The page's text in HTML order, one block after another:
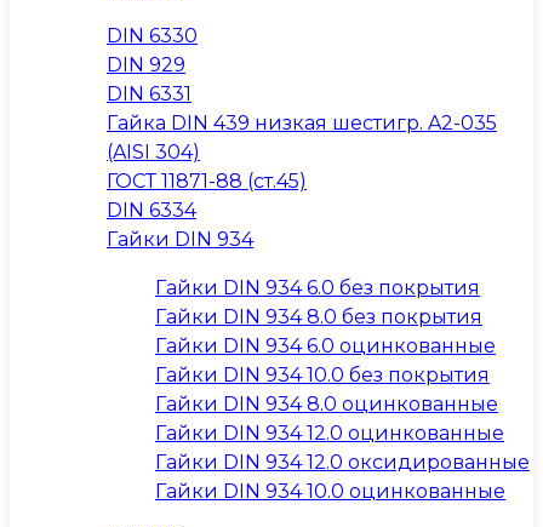
DIN 6330
DIN 929
DIN 6331
Гайка DIN 439 низкая шестигр. A2-035
(AISI 304)
ГОСТ 11871-88 (ст.45)
DIN 6334
Гайки DIN 934
Гайки DIN 934 6.0 без покрытия
Гайки DIN 934 8.0 без покрытия
Гайки DIN 934 6.0 оцинкованные
Гайки DIN 934 10.0 без покрытия
Гайки DIN 934 8.0 оцинкованные
Гайки DIN 934 12.0 оцинкованные
Гайки DIN 934 12.0 оксидированные
Гайки DIN 934 10.0 оцинкованные